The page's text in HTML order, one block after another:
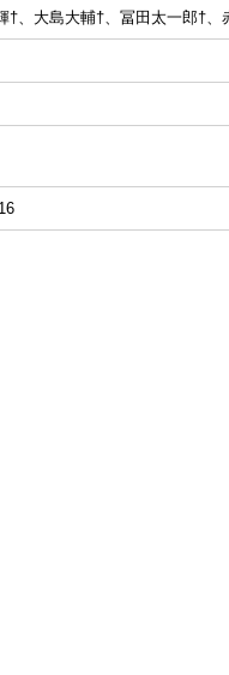
、大島大輔†、冨田太一郎†、